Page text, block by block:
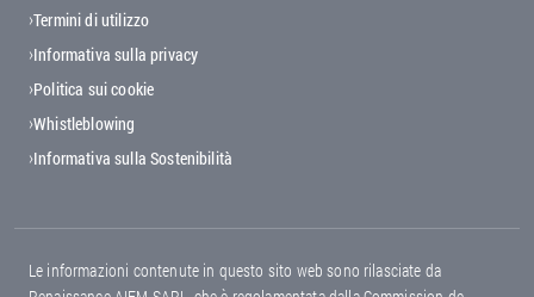
Footer menu
Termini di utilizzo
Informativa sulla privacy
Politica sui cookie
Whistleblowing
Informativa sulla Sostenibilità
Le informazioni contenute in questo sito web sono rilasciate da